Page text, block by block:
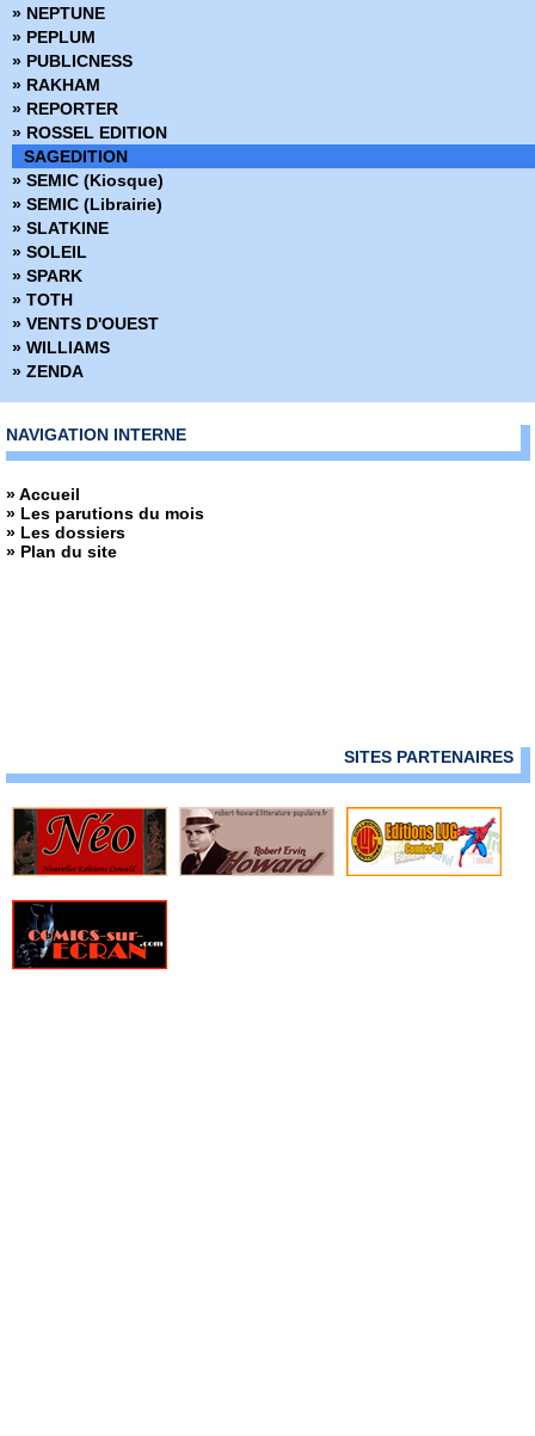
» NEPTUNE
» PEPLUM
» PUBLICNESS
» RAKHAM
» REPORTER
» ROSSEL EDITION
SAGEDITION
» SEMIC (Kiosque)
» SEMIC (Librairie)
» SLATKINE
» SOLEIL
» SPARK
» TOTH
» VENTS D'OUEST
» WILLIAMS
» ZENDA
NAVIGATION INTERNE
» Accueil
» Les parutions du mois
» Les dossiers
» Plan du site
SITES PARTENAIRES